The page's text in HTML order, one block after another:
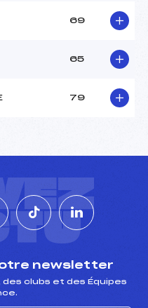
69
65
79
newsletter
des clubs et des Équipes